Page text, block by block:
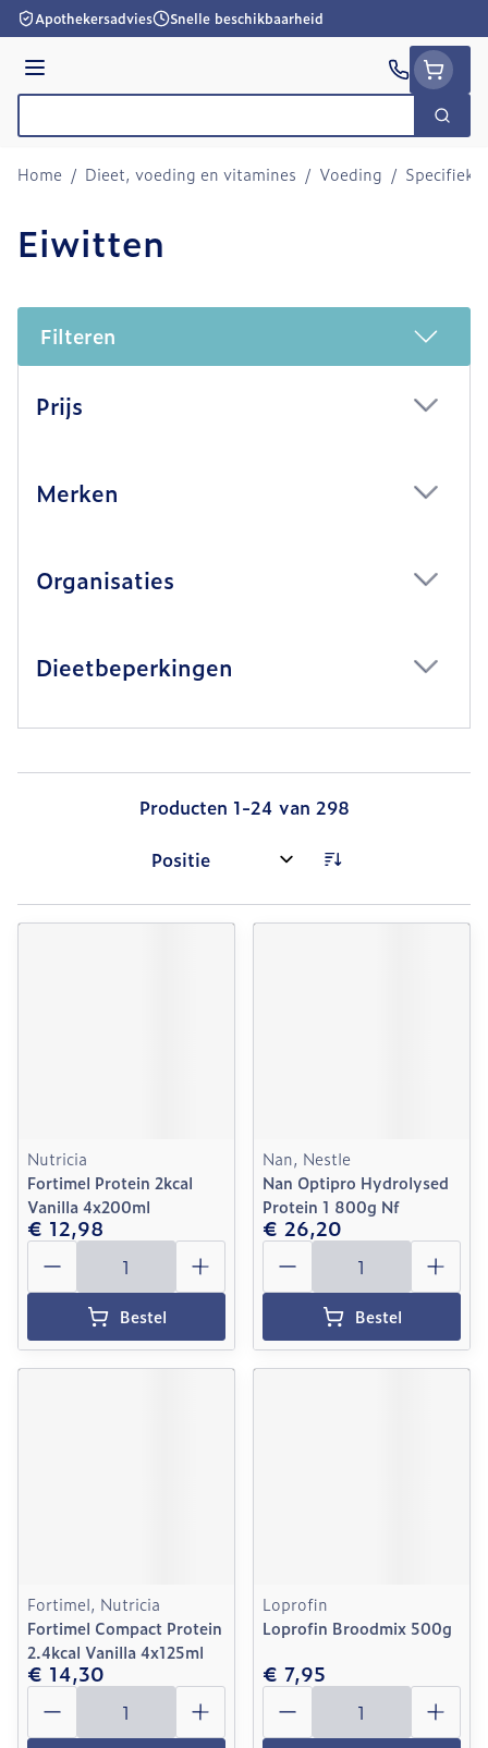
Ga naar de inhoud
Apothekersadvies Snelle beschikbaarheid
Menu
Zoek
Home / Dieet, voeding en vitamines / Voeding /
Eiwitten
Filteren
Prijs
Merken
Organisaties
Dieetbeperkingen
Producten 1-24 van 298
Sorteer op:
Nutricia
Fortimel Protein 2kcal
Vanilla 4x200ml
€ 12,98
Aantal
Bestel
Nan, Nestle
Nan Optipro Hydrolysed
Protein 1 800g Nf
€ 26,20
Aantal
Bestel
Fortimel, Nutricia
Fortimel Compact Protein
2.4kcal Vanilla 4x125ml
€ 14,30
Aantal
Loprofin
Loprofin Broodmix 500g
€ 7,95
Aantal